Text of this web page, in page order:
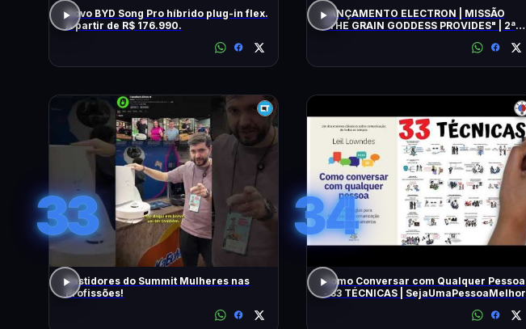
Novo BYD Song Pro híbrido plug-in flex.
A partir de R$ 176.990.
LANÇAMENTO ELECTRON | MISSÃO
"THE GRAIN GODDESS PROVIDES" | 2ª
33
Bastidores do Summit Mulheres nas
Profissões!
34
Como Conversar com Qualquer Pessoa
- 33 TÉCNICAS | SejaUmaPessoaMelhor